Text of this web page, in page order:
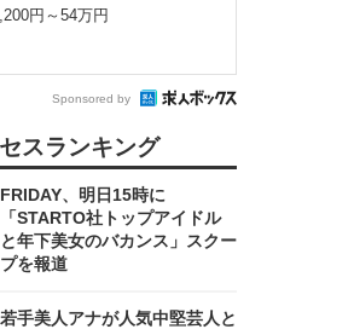
円～54万円
Sponsored by
スランキング
FRIDAY、明日15時に
「STARTO社トップアイドル
と年下美女のバカンス」スクー
プを報道
若手美人アナが人気中堅芸人と